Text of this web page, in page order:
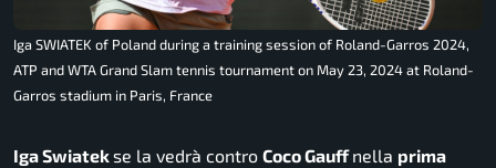
Iga SWIATEK of Poland during a training session of Roland-Garros 2024,
ATP and WTA Grand Slam tennis tournament on May 23, 2024 at Roland-
Garros stadium in Paris, France
Iga Swiatekse la vedrà contro Coco Gauffnella prima